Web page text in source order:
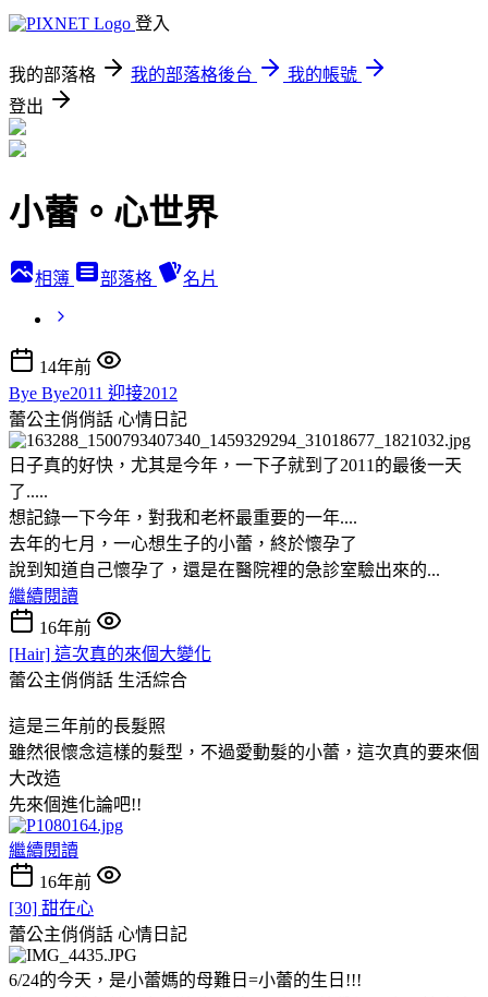
登入
我的部落格 我的部落格後台
我的帳號
登出
小蕾。心世界
相簿 部落格 名片
14年前
Bye Bye2011 迎接2012
蕾公主俏俏話 心情日記
日子真的好快，尤其是今年，一下子就到了2011的最後一天
了.....
想記錄一下今年，對我和老杯最重要的一年....
去年的七月，一心想生子的小蕾，終於懷孕了
說到知道自己懷孕了，還是在醫院裡的急診室驗出來的...
繼續閱讀
16年前
[Hair] 這次真的來個大變化
蕾公主俏俏話 生活綜合
這是三年前的長髮照
雖然很懷念這樣的髮型，不過愛動髮的小蕾，這次真的要來個
大改造
先來個進化論吧!!
繼續閱讀
16年前
[30] 甜在心
蕾公主俏俏話 心情日記
6/24的今天，是小蕾媽的母難日=小蕾的生日!!!